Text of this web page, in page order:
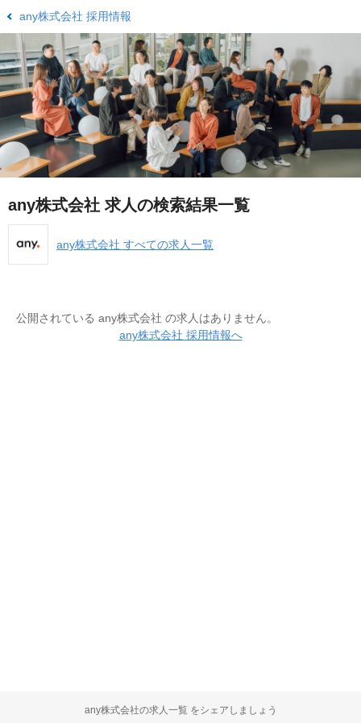
any株式会社 採用情報
any株式会社 求人の検索結果一覧
any株式会社 すべての求人一覧
公開されている any株式会社 の求人はありません。
any株式会社 採用情報へ
any株式会社の求人一覧 をシェアしましょう